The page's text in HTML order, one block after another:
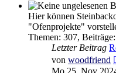
Hier können
"Ofenprojekte"
Themen: 307, Beiträge:
Letzter Beitrag
von woodfriend
Mo 25. Nov